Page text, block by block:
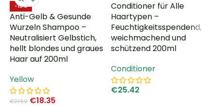
-15%
Anti-Gelb & Gesunde
Wurzeln Shampoo –
Neutralisiert Gelbstich,
hellt blondes und graues
Haar auf 200ml
Yellow
€21.59 €18.35
Conditioner für Alle
Haartypen –
Feuchtigkeitsspendend,
weichmachend und
schützend 200ml
Conditioner
€25.42